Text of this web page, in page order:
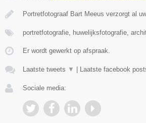
Portretfotograaf Bart Meeus verzorgt al
portretfotografie, huwelijksfotografie,
Er wordt gewerkt op afspraak.
Laatste tweets ▼ Laatste facebook
Sociale media: